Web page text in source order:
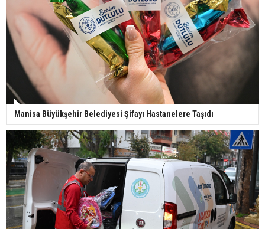
Manisa Büyükşehir Belediyesi Şifayı Hastanelere Taşıdı